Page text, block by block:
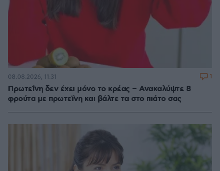
Πρωτεΐνη δεν έχει μόνο το κρέας – Ανακαλύψτε 8
φρούτα με πρωτεΐνη και βάλτε τα στο πιάτο σας
08.08.2026, 11:31 1